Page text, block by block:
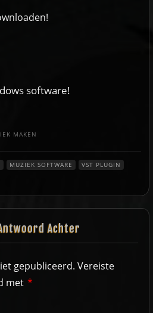
software!
MAKEN
MUZIEK SOFTWARE
VST PLUGIN
Achter
gepubliceerd. Vereiste
met *